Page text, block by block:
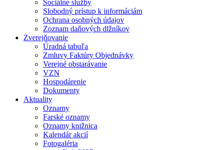
Sociálne služby
Slobodný prístup k informáciám
Ochrana osobných údajov
Zoznam daňových dlžníkov
Zverejňovanie
Úradná tabuľa
Zmluvy Faktúry Objednávky
Verejné obstarávanie
VZN
Hospodárenie
Dokumenty
Aktuality
Oznamy
Farské oznamy
Oznamy knižnica
Kalendár akcií
Fotogaléria